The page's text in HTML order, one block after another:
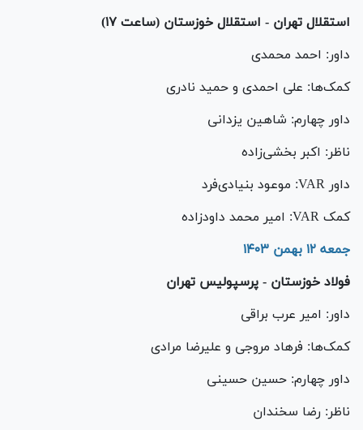
استقلال تهران - استقلال خوزستان (ساعت ۱۷)
داور: احمد محمدی
کمک‌ها: علی احمدی و حمید نادری
داور چهارم: شاهین یزدانی
ناظر: اکبر بخشی‌زاده
داور VAR: موعود بنیادی‌فرد
کمک VAR: امیر محمد داودزاده
جمعه ۱۲ بهمن ۱۴۰۳
فولاد خوزستان - پرسپولیس تهران
داور: امیر عرب براقی
کمک‌ها: فرهاد مروجی و علیرضا مرادی
داور چهارم: حسین حسینی
ناظر: رضا سخندان